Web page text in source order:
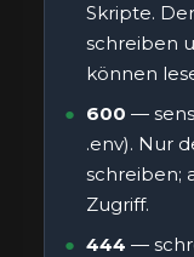
Skripte.
schreiben
können
600 —
.env). Nur
schreiben;
Zugriff.
444 —